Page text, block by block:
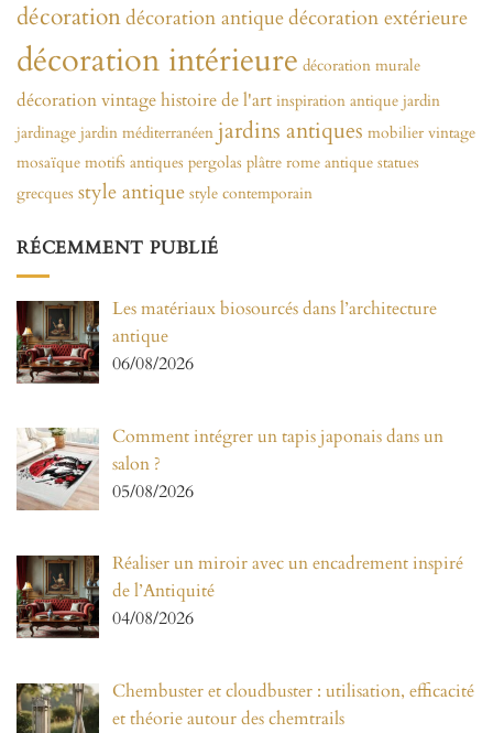
décorationdécoration antiquedécoration extérieure
décoration intérieure décoration murale
décoration vintagehistoire de l'art inspiration antique jardin
jardinage jardin méditerranéen jardins antiques mobilier vintage
mosaïque motifs antiques pergolas plâtre rome antique statues
grecques style antique style contemporain
RÉCEMMENT PUBLIÉ
Les matériaux biosourcés dans l’architecture
antique
06/08/2026
Comment intégrer un tapis japonais dans un
salon ?
05/08/2026
Réaliser un miroir avec un encadrement inspiré
de l’Antiquité
04/08/2026
Chembuster et cloudbuster : utilisation, efficacité
et théorie autour des chemtrails